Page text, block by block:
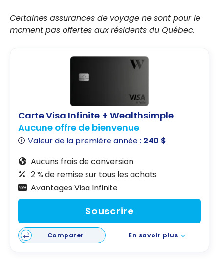
Certaines assurances de voyage ne sont pour le
moment pas offertes aux résidents du Québec.
Carte Visa Infinite + Wealthsimple
Aucune offre de bienvenue
Valeur de la première année : 240 $
Aucuns frais de conversion
2 % de remise sur tous les achats
Avantages Visa Infinite
Souscrire
Comparer En savoir plus